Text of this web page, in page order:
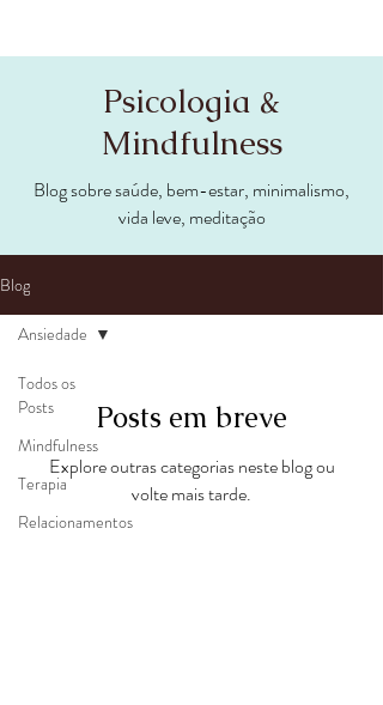
Psicologia &
Mindfulness
Blog sobre saúde, bem-estar, minimalismo,
vida leve, meditação
Blog
Todos os
Posts
Mindfulness
Terapia
Relacionamentos
Ansiedade
Posts em breve
Explore outras categorias neste blog ou
volte mais tarde.